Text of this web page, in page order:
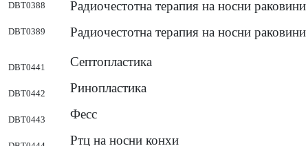
DBT0388 Радиочестотна терапия на носни
DBT0389 Радиочестотна терапия на носни
DBT0441 Септопластика
DBT0442 Ринопластика
DBT0443 Фесс
Ртц на носни конхи